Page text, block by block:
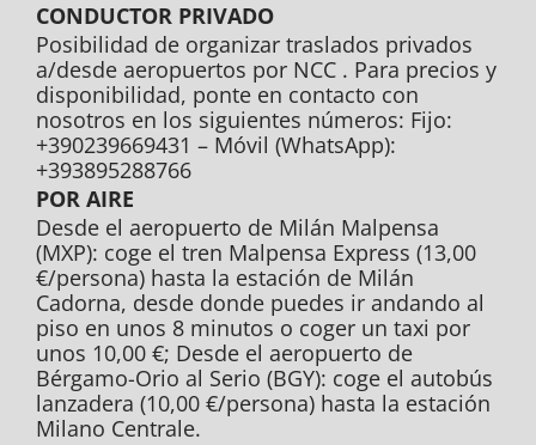
CONDUCTOR PRIVADO
Posibilidad de organizar traslados privados
a/desde aeropuertos por NCC . Para precios y
disponibilidad, ponte en contacto con
nosotros en los siguientes números: Fijo:
+390239669431 – Móvil (WhatsApp):
+393895288766
POR AIRE
Desde el aeropuerto de Milán Malpensa
(MXP): coge el tren Malpensa Express (13,00
€/persona) hasta la estación de Milán
Cadorna, desde donde puedes ir andando al
piso en unos 8 minutos o coger un taxi por
unos 10,00 €; Desde el aeropuerto de
Bérgamo-Orio al Serio (BGY): coge el autobús
lanzadera (10,00 €/persona) hasta la estación
Milano Centrale.